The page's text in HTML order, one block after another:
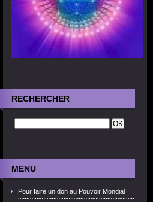
RECHERCHER
MENU
Pour faire un don au Pouvoir Mondial